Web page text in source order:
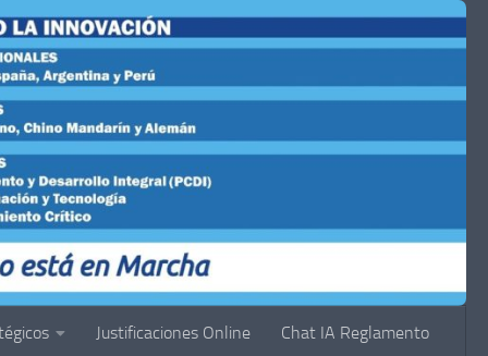
Justificaciones Online Chat IA Reglamento